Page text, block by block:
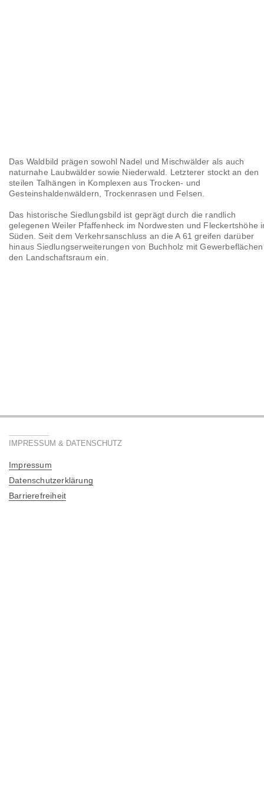
Das Waldbild prägen sowohl Nadel und Mischwälder als auch
naturnahe Laubwälder sowie Niederwald. Letzterer stockt an den
steilen Talhängen in Komplexen aus Trocken- und
Gesteinshaldenwäldern, Trockenrasen und Felsen.
Das historische Siedlungsbild ist geprägt durch die randlich
gelegenen Weiler Pfaffenheck im Nordwesten und Fleckertshöhe
Süden. Seit dem Verkehrsanschluss an die A 61 greifen darüber
hinaus Siedlungserweiterungen von Buchholz mit
den Landschaftsraum ein.
IMPRESSUM & DATENSCHUTZ
Impressum
Datenschutzerklärung
Barrierefreiheit